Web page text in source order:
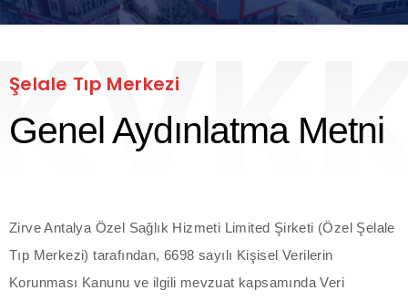
panel
panel
Şelale Tıp Merkezi
Genel Aydınlatma Metni
Zirve Antalya Özel Sağlık Hizmeti Limited Şirketi (Özel Şelale
Tıp Merkezi) tarafından, 6698 sayılı Kişisel Verilerin
Korunması Kanunu ve ilgili mevzuat kapsamında Veri